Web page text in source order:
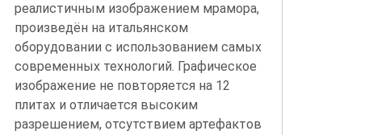
реалистичным изображением мрамора,
произведён на итальянском
оборудовании с использованием самых
современных технологий. Графическое
изображение не повторяется на 12
плитах и отличается высоким
разрешением, отсутствием артефактов